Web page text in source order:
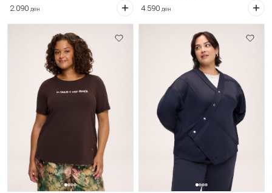
2.090 ден 4.590 ден